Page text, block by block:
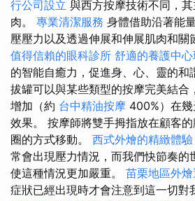
行公司設立 與西方按摩技術不同，
肉。 專業清潔服務 身體借助沿著能
壓壓力以及透過伸展和伸展肌肉和關
值得信賴的眼科診所 舒適的養護中
的智能自癒力，促進身、心、靈的和
拔罐可以與某些類型的按摩完美結合
增加（約 台中精油按摩 400%）在
效果。 按摩師將雙手拇指放在顧客
圈的方式移動。 西式外燴的精緻體驗
常會出現壓力情況，而我們快節奏的
使這種情況更加嚴重。 苗栗地區外
症狀已經出現時才會注意到這一切對